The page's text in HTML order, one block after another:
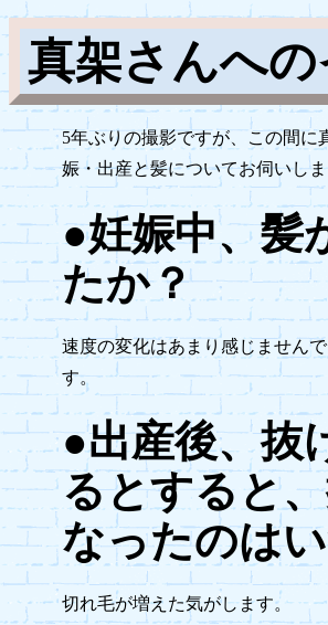
真架さんへ
5年ぶりの撮影ですが、この間
娠・出産と髪についてお伺いし
●妊娠中、髪
たか？
速度の変化はあまり感じません
す。
●出産後、抜
るとすると
なったのは
切れ毛が増えた気がします。